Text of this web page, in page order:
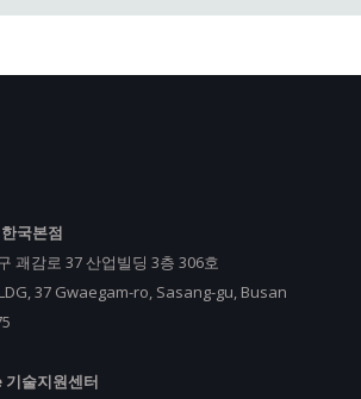
국본점
괘감로 37 산업빌딩 3층 306호
37 Gwaegam-ro, Sasang-gu, Busan
술지원센터